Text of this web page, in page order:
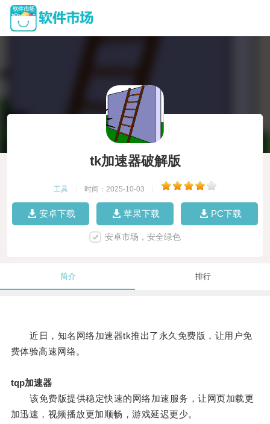
tk加速器破解版
工具 时间：2025-10-03
安卓下载 苹果下载 PC下载
安卓市场，安全绿色
简介 排行
近日，知名网络加速器tk推出了永久免费版，让用户免
费体验高速网络。
tqp加速器
该免费版提供稳定快速的网络加速服务，让网页加载更
加迅速，视频播放更加顺畅，游戏延迟更少。